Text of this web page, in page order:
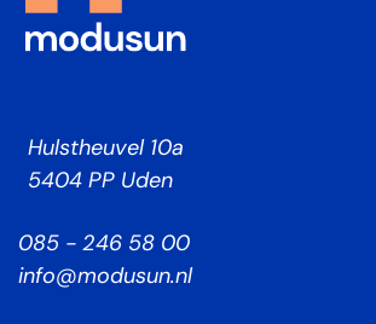
Hulstheuvel 10a
5404 PP Uden
085 - 246 58 00
info@modusun.nl